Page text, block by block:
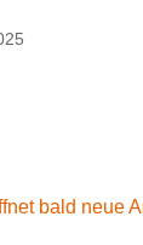
bald neue